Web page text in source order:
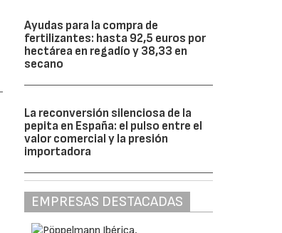
Ayudas para la compra de
fertilizantes: hasta 92,5 euros por
hectárea en regadío y 38,33 en
secano
La reconversión silenciosa de la
pepita en España: el pulso entre el
valor comercial y la presión
importadora
EMPRESAS DESTACADAS